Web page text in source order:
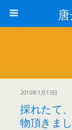
2015年1月13日
採れたて
物頂きま